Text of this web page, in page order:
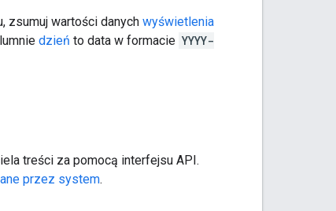
zsumuj wartości danych wyświetlenia
dzień to data w formacie YYYY-
treści za pomocą interfejsu API.
przez system.